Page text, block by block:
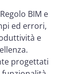
BIM e
ed errori,
e
progettati